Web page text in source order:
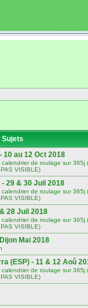
Sujets
10 au 12 Oct 2018
de roulage sur 365j
VISIBLE)
29 & 30 Juil 2018
de roulage sur 365j
VISIBLE)
28 Juil 2018
de roulage sur 365j
VISIBLE)
Mai 2018
(ESP) - 11 & 12 Aoû
de roulage sur 365j
VISIBLE)